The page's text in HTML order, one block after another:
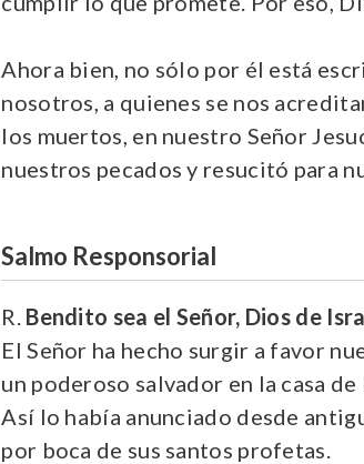
Ahora bien, no sólo por él está
nosotros, a quienes se nos
los muertos, en nuestro Señor
nuestros pecados y resucitó para
Salmo Responsorial
R. Bendito sea el Señor, Dios de
El Señor ha hecho surgir a favor
un poderoso salvador en la casa
Así lo había anunciado desde
por boca de sus santos profetas.